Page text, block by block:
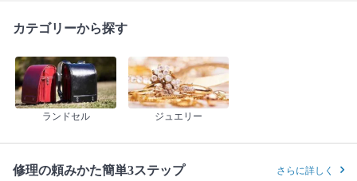
カテゴリーから探す
ランドセル ジュエリー
修理の頼みかた簡単3ステップ さらに詳しく